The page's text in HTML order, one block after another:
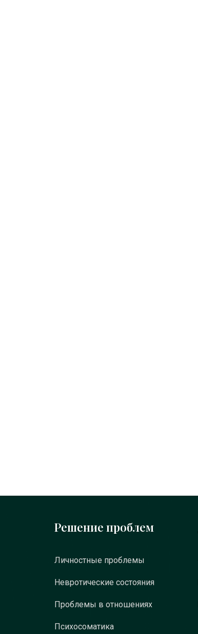
Решение проблем
Личностные проблемы
Невротические состояния
Проблемы в отношениях
Психосоматика